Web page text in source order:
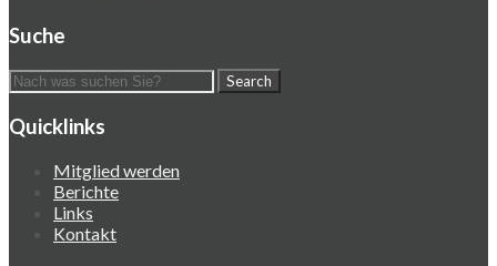
Suche
Quicklinks
Mitglied werden
Berichte
Links
Kontakt